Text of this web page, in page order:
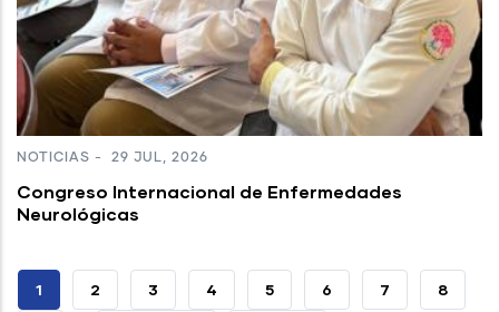
NOTICIAS - 29 JUL, 2026
Congreso Internacional de Enfermedades
Neurológicas
PÁGINA
1 PAGE
2 PAGE
3 PAGE
4 PAGE
5 PAGE
6 PAGE
7 PAGE
8